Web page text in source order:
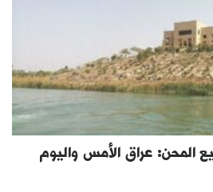
المحن: عراق الأمس واليوم